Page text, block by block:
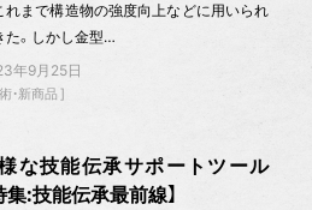
れまで構造物の強度向上などに用いられ
た。しかし金型…
年9月25日
・新商品
な技能伝承サポートツール
集:技能伝承最前線】